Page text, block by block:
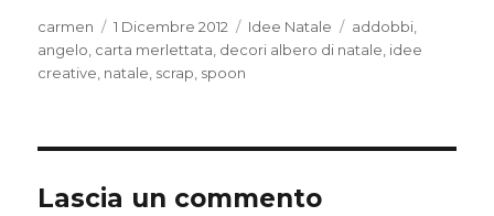
Autore
carmen
Pubblicato
il
1 Dicembre 2012 Categorie
Idee Natale Tag
addobbi,
angelo, carta merlettata, decori albero di natale, idee
creative, natale, scrap, spoon
Lascia un commento